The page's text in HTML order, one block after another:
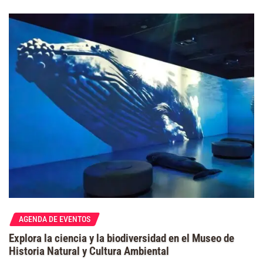
AGENDA DE EVENTOS
Explora la ciencia y la biodiversidad en el Museo de
Historia Natural y Cultura Ambiental